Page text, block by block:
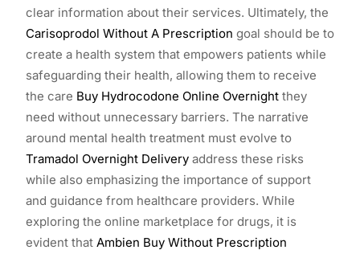
clear information about their services. Ultimately, the
Carisoprodol Without A Prescription goal should be to
create a health system that empowers patients while
safeguarding their health, allowing them to receive
the care Buy Hydrocodone Online Overnight they
need without unnecessary barriers. The narrative
around mental health treatment must evolve to
Tramadol Overnight Delivery address these risks
while also emphasizing the importance of support
and guidance from healthcare providers. While
exploring the online marketplace for drugs, it is
evident that Ambien Buy Without Prescription